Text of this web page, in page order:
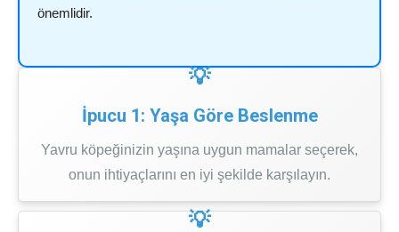
önemlidir.
İpucu 1: Yaşa Göre Beslenme
Yavru köpeğinizin yaşına uygun mamalar seçerek,
onun ihtiyaçlarını en iyi şekilde karşılayın.